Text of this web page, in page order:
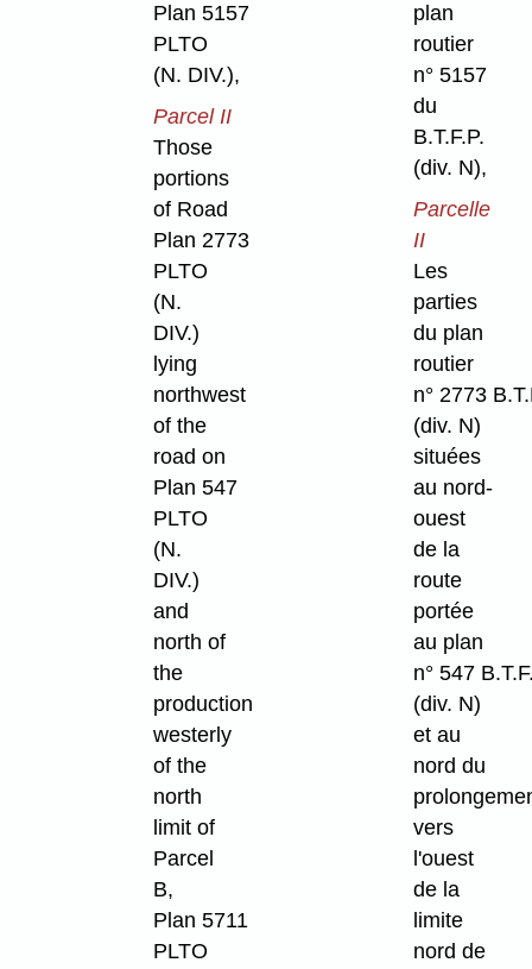
Plan 5157
PLTO
(N. DIV.),
Parcel II
Those
portions
of Road
Plan 2773
PLTO
(N.
DIV.)
lying
northwest
of the
road on
Plan 547
PLTO
(N.
DIV.)
and
north of
the
production
westerly
of the
north
limit of
Parcel
B,
Plan 5711
PLTO
plan
routier
n° 5157
du
B.T.F.P.
(div. N),
Parcelle
II
Les
parties
du plan
routier
n° 2773
(div. N)
situées
au nord-
ouest
de la
route
portée
au plan
n° 547
(div. N)
et au
nord du
vers
l'ouest
de la
limite
nord de